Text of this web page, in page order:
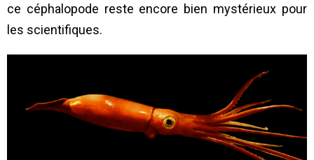
ce céphalopode reste encore bien mystérieux pour
les scientifiques.